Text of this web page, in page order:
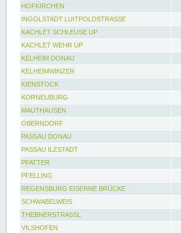
HOFKIRCHEN
INGOLSTADT LUITPOLDSTRASSE
KACHLET SCHLEUSE UP
KACHLET WEHR UP
KELHEIM DONAU
KELHEIMWINZER
KIENSTOCK
KORNEUBURG
MAUTHAUSEN
OBERNDORF
PASSAU DONAU
PASSAU ILZSTADT
PFATTER
PFELLING
REGENSBURG EISERNE BRÜCKE
SCHWABELWEIS
THEBNERSTRASSL
VILSHOFEN